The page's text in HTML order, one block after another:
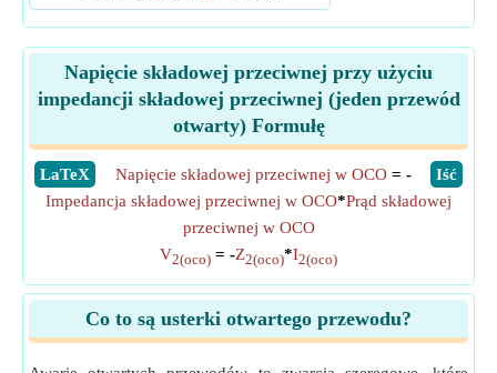
Napięcie składowej przeciwnej przy użyciu
impedancji składowej przeciwnej (jeden przewód
otwarty) Formułę
​LaTeX ​Iść
Napięcie składowej przeciwnej w OCO= -
Impedancja składowej przeciwnej w OCO*Prąd składowej
przeciwnej w OCO
V2(oco) = -Z2(oco)*I2(oco)
Co to są usterki otwartego przewodu?